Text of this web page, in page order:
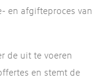
en afgifteproces van
de uit te voeren
en stemt de